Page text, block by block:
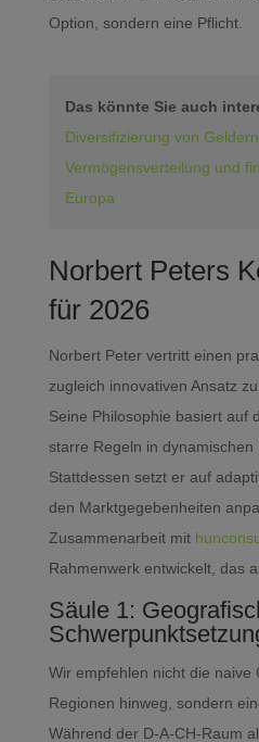
Option, sondern eine Pflicht.
Das könnte Sie auch
Diversifizierung von
Vermögensverteilung und
Europa
Norbert Peters
für 2026
Norbert Peter vertritt einen
zugleich innovativen Ansatz
Seine Philosophie basiert auf
starre Regeln in dynamischen
Stattdessen setzt er auf
den Marktgegebenheiten
Zusammenarbeit mit
Rahmenwerk entwickelt, das
Säule 1:
Wir empfehlen nicht die naive
Regionen hinweg, sondern
Während der D-A-CH-Raum